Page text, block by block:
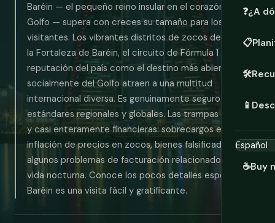
❓¿A
📋
🛠️
📱
☕Buy
Baréin — el pequeño reino insular en el corazón del
Golfo — supera con creces su tamaño para los
visitantes. Los vibrantes distritos de zocos de Manama,
la Fortaleza de Baréin, el circuito de Fórmula 1 y la
reputación del país como el destino más abierto
socialmente del Golfo atraen a una multitud
internacional diversa. Es genuinamente seguro según
estándares regionales y globales. Las trampas son leves
y casi enteramente financieras: sobrecargos en taxis,
inflación de precios en zocos, bienes falsificados y
algunos problemas de facturación relacionados con la
vida nocturna. Conoce los pocos detalles específicos y
Baréin es una visita fácil y gratificante.